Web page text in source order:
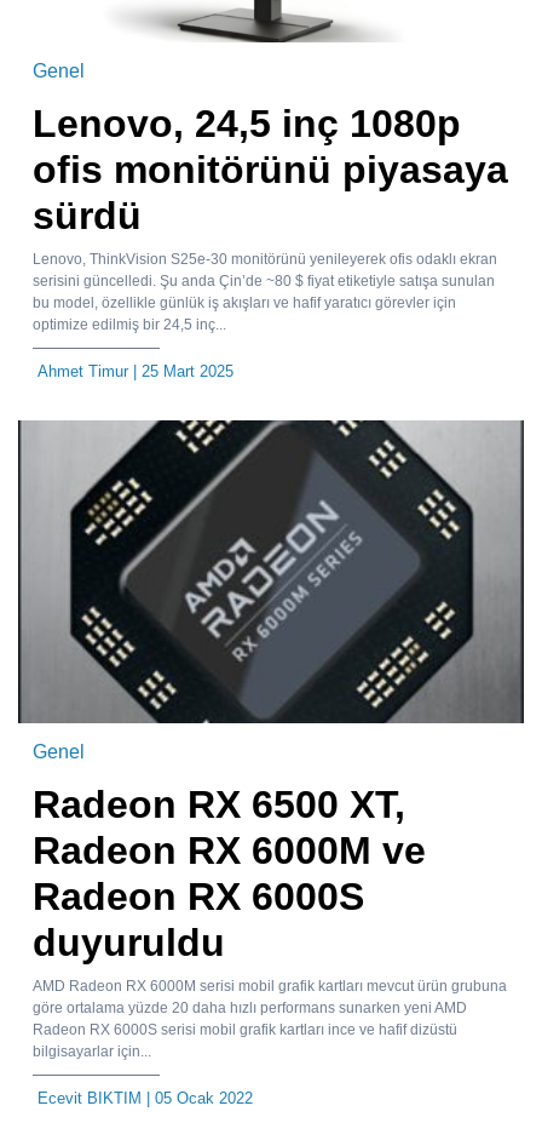
Genel
Lenovo, 24,5 inç 1080p
ofis monitörünü piyasaya
sürdü
Lenovo, ThinkVision S25e-30 monitörünü yenileyerek ofis odaklı ekran
serisini güncelledi. Şu anda Çin’de ~80 $ fiyat etiketiyle satışa sunulan
bu model, özellikle günlük iş akışları ve hafif yaratıcı görevler için
optimize edilmiş bir 24,5 inç...
Ahmet Timur| 25 Mart 2025
Genel
Radeon RX 6500 XT,
Radeon RX 6000M ve
Radeon RX 6000S
duyuruldu
AMD Radeon RX 6000M serisi mobil grafik kartları mevcut ürün grubuna
göre ortalama yüzde 20 daha hızlı performans sunarken yeni AMD
Radeon RX 6000S serisi mobil grafik kartları ince ve hafif dizüstü
bilgisayarlar için...
Ecevit BIKTIM | 05 Ocak 2022